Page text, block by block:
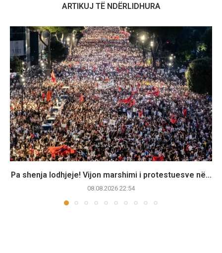
ARTIKUJ TË NDËRLIDHURA
Pa shenja lodhjeje! Vijon marshimi i protestuesve në...
08.08.2026 22:54